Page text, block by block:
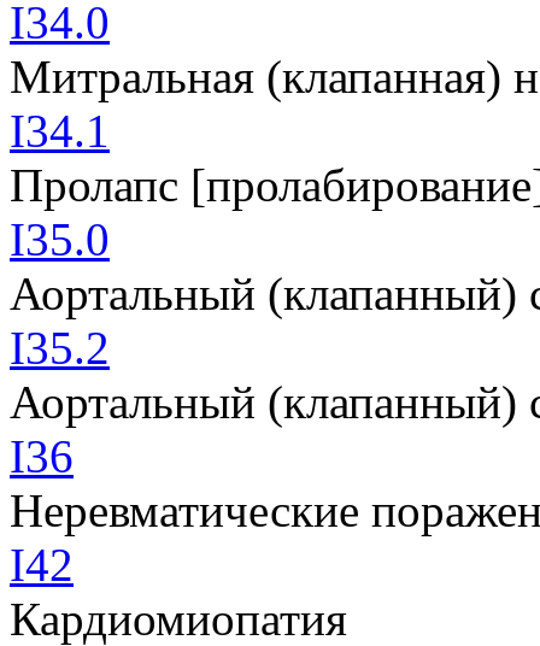
I34.0
Митральная (клапанная)
I34.1
Пролапс
I35.0
Аортальный (клапанный)
I35.2
Аортальный (клапанный)
I36
Неревматические
I42
Кардиомиопатия